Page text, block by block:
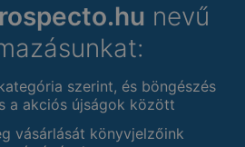
nevű
szerint, és böngészés
a akciós újságok között
vásárlását könyvjelzőink